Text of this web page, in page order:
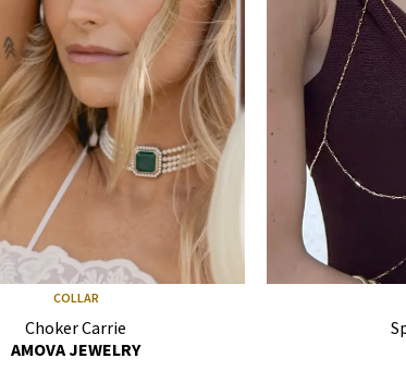
COLLAR
Choker Carrie
AMOVA JEWELRY